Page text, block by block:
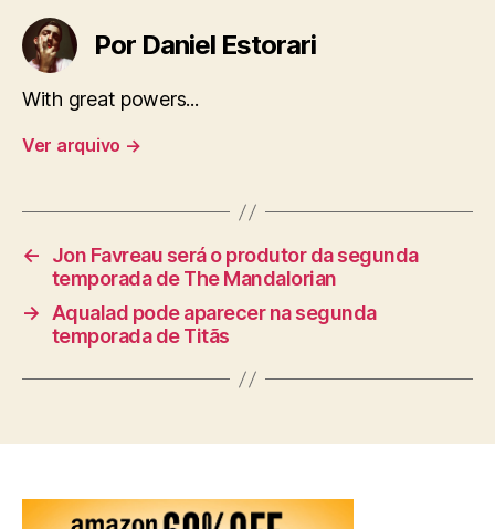
Por Daniel Estorari
With great powers...
Ver arquivo →
←
Jon Favreau será o produtor da segunda
temporada de The Mandalorian
→ Aqualad pode aparecer na segunda
temporada de Titãs